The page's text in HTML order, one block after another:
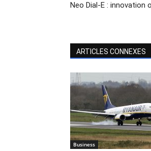
Neo Dial-E : innovation
ARTICLES CONNEXES
Business